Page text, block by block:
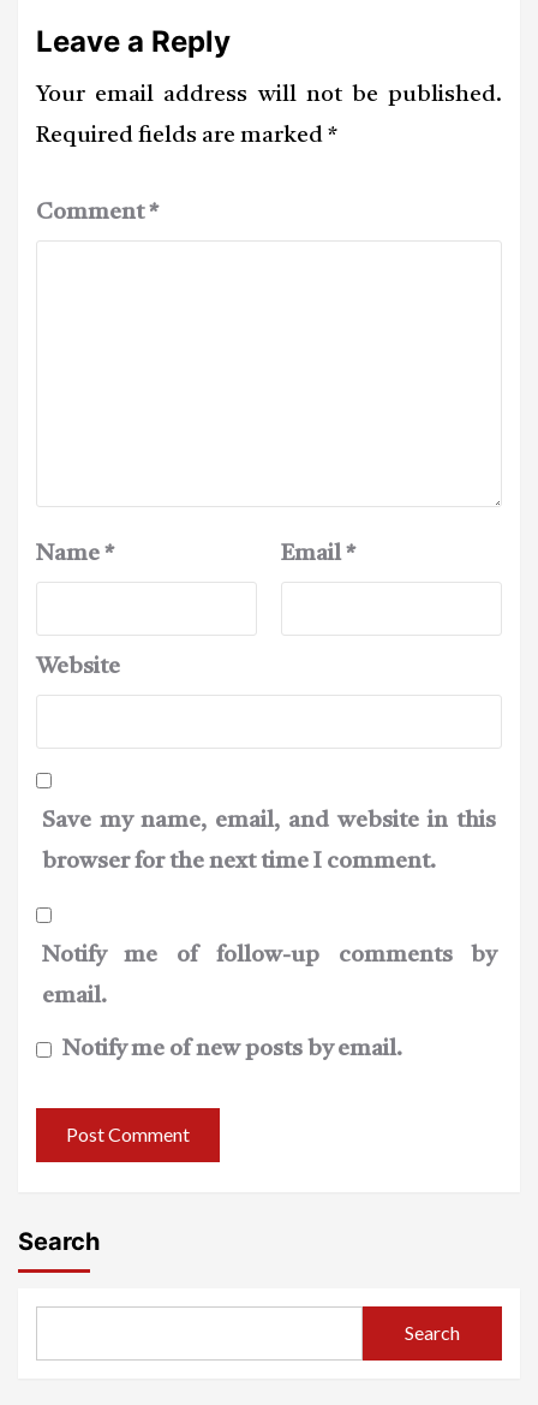
Leave a Reply
Your email address will not be published.
Required fields are marked *
Comment*
Name * Email*
Website
Save my name, email, and website in this
browser for the next time I comment.
Notify me of follow-up comments by
email.
Notify me of new posts by email.
Search
Search